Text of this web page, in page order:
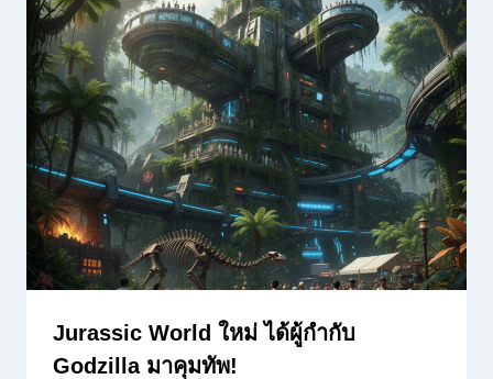
Jurassic World ใหม่ ได้ผู้กำกับ
Godzilla มาคุมทัพ!